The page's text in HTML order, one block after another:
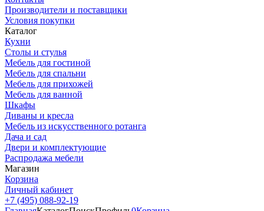
Производители и поставщики
Условия покупки
Каталог
Кухни
Столы и стулья
Мебель для гостиной
Мебель для спальни
Мебель для прихожей
Мебель для ванной
Шкафы
Диваны и кресла
Мебель из искусственного ротанга
Дача и сад
Двери и комплектующие
Распродажа мебели
Магазин
Корзина
Личный кабинет
+7 (495) 088-92-19